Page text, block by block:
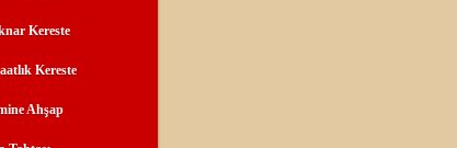
Kereste
Kereste
Ahşap